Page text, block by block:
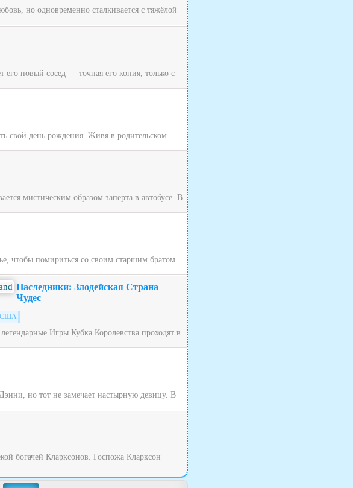
но одновременно сталкивается с тяжёлой
новый сосед — точная его копия, только с
свой день рождения. Живя в родительском
мистическим образом заперта в автобусе. В
чтобы помириться со своим старшим братом
Наследники: Злодейская Страна
Чудес
США
Игры Кубка Королевства проходят в
но тот не замечает настырную девицу. В
богачей Кларксонов. Госпожа Кларксон